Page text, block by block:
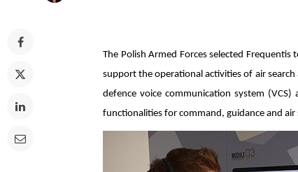
The Polish Armed Forces selected
support the operational activities of air
defence voice communication system
functionalities for command, guidance and air